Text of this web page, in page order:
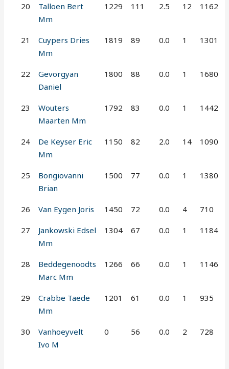
20
Talloen Bert
Mm
1229 111 2.5 12 1162
21
Cuypers Dries
Mm
1819 89 0.0 1 1301
22
Gevorgyan
Daniel
1800 88 0.0 1 1680
23
Wouters
Maarten Mm
1792 83 0.0 1 1442
24
De Keyser Eric
Mm
1150 82 2.0 14 1090
25
Bongiovanni
Brian
1500 77 0.0 1 1380
26 Van Eygen Joris 1450 72 0.0 4 710
27
Jankowski Edsel
Mm
1304 67 0.0 1 1184
28
Beddegenoodts
Marc Mm
1266 66 0.0 1 1146
29
Crabbe Taede
Mm
1201 61 0.0 1 935
30
Vanhoeyvelt
Ivo M
0 56 0.0 2 728